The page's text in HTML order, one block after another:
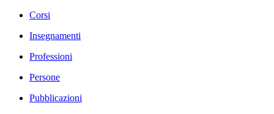
Corsi
Insegnamenti
Professioni
Persone
Pubblicazioni